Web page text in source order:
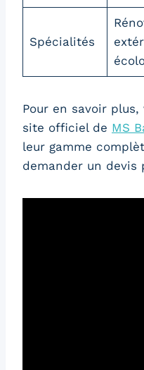
Spécialités
Pour en savoir
site officiel de MS
leur gamme
demander un devis